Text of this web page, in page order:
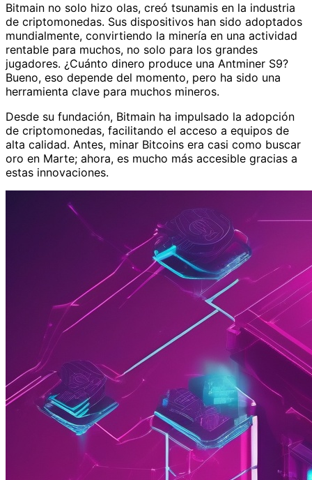
Bitmain no solo hizo olas, creó tsunamis en la industria
de criptomonedas. Sus dispositivos han sido adoptados
mundialmente, convirtiendo la minería en una actividad
rentable para muchos, no solo para los grandes
jugadores. ¿Cuánto dinero produce una Antminer S9?
Bueno, eso depende del momento, pero ha sido una
herramienta clave para muchos mineros.
Desde su fundación, Bitmain ha impulsado la adopción
de criptomonedas, facilitando el acceso a equipos de
alta calidad. Antes, minar Bitcoins era casi como buscar
oro en Marte; ahora, es mucho más accesible gracias a
estas innovaciones.